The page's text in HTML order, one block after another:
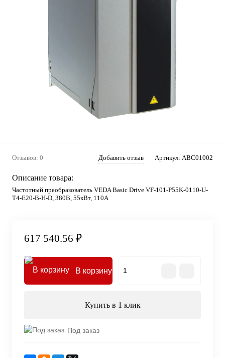
Отзывов: 0 Добавить отзыв Артикул: ABC01002
Описание товара:
Частотный преобразователь VEDA Basic Drive VF-101-P55K-0110-U-
T4-E20-B-H-D, 380В, 55кВт, 110А
617 540.56 ₽
В корзину
Купить в 1 клик
Под заказ